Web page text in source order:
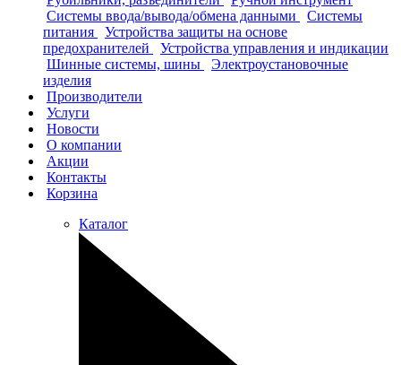
Системы ввода/вывода/обмена данными
Системы
питания
Устройства защиты на основе
предохранителей
Устройства управления и индикации
Шинные системы, шины
Электроустановочные
изделия
Производители
Услуги
Новости
О компании
Акции
Контакты
Корзина
Каталог